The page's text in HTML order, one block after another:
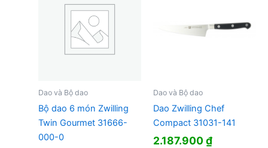
Dao và Bộ dao
Bộ dao 6 món Zwilling
Twin Gourmet 31666-
000-0
Dao và Bộ dao
Dao Zwilling Chef
Compact 31031-141
2.187.900₫